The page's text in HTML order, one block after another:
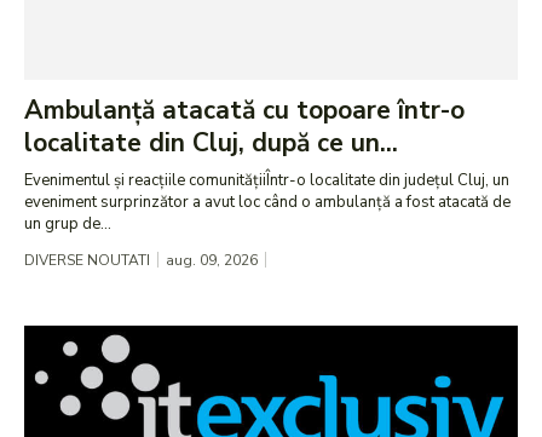
Ambulanță atacată cu topoare într-o
localitate din Cluj, după ce un...
Evenimentul și reacțiile comunitățiiÎntr-o localitate din județul Cluj, un
eveniment surprinzător a avut loc când o ambulanță a fost atacată de
un grup de...
DIVERSE NOUTATI aug. 09, 2026